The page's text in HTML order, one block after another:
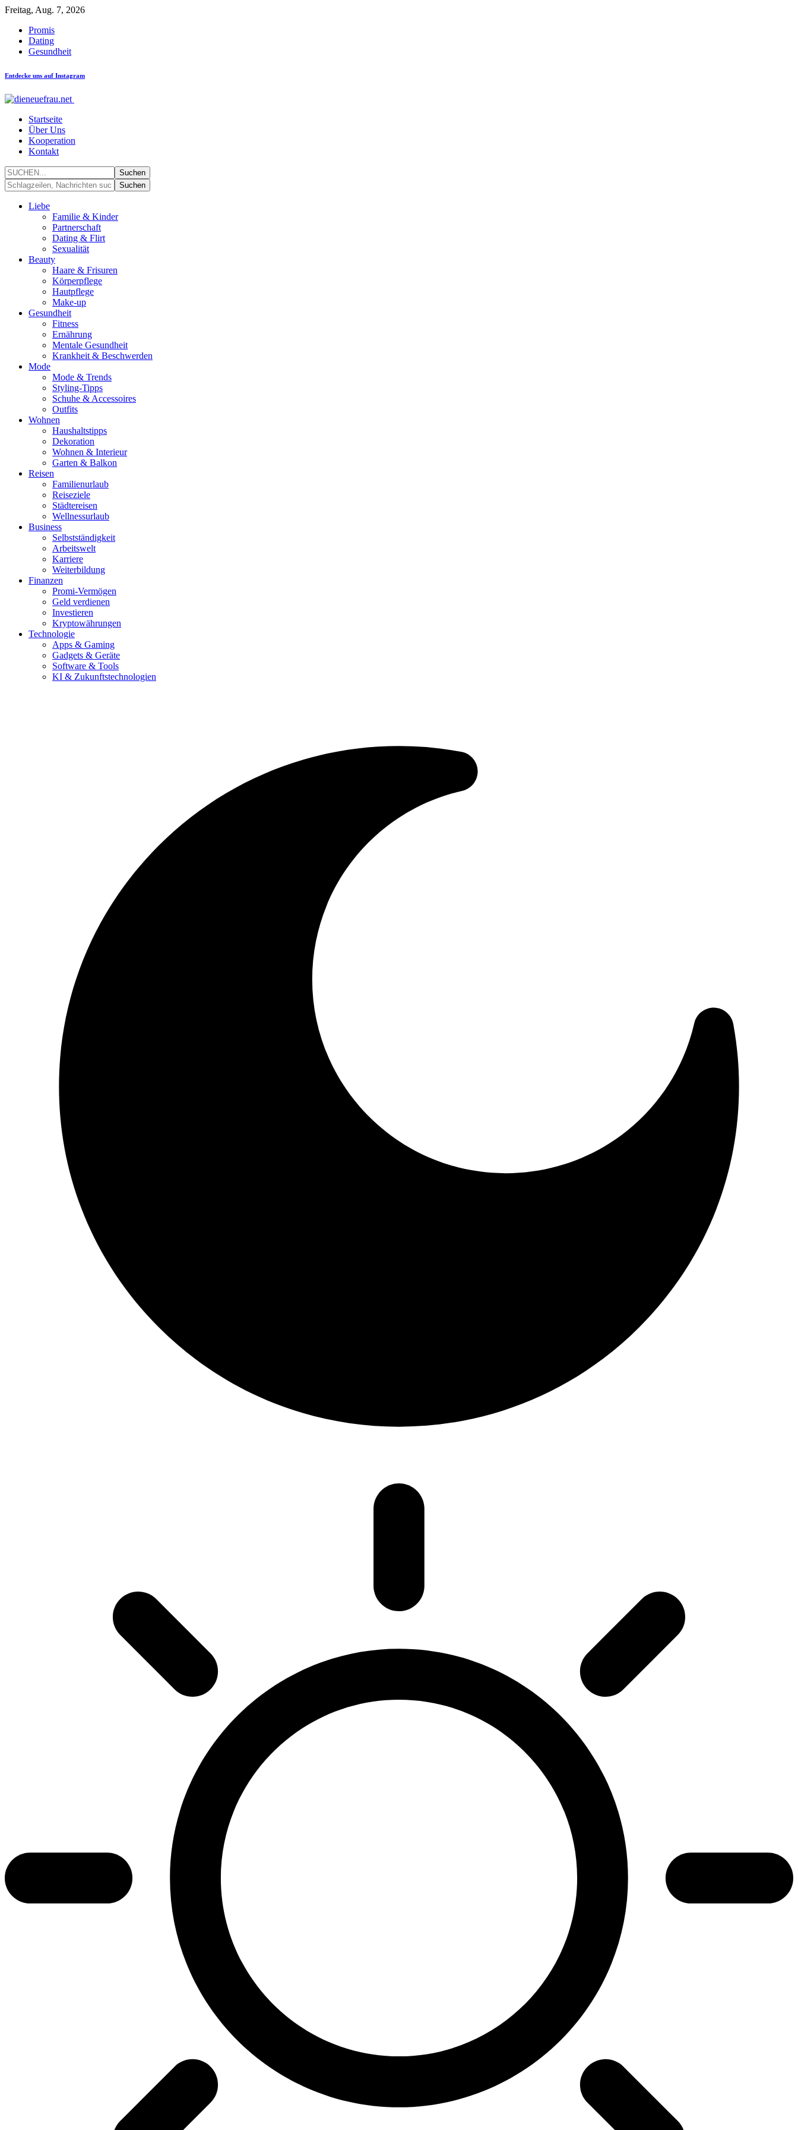
Freitag, Aug. 7, 2026
Promis
Dating
Gesundheit
Entdecke uns auf Instagram
Startseite
Über Uns
Kooperation
Kontakt
Liebe
Familie & Kinder
Partnerschaft
Dating & Flirt
Sexualität
Beauty
Haare & Frisuren
Körperpflege
Hautpflege
Make-up
Gesundheit
Fitness
Ernährung
Mentale Gesundheit
Krankheit & Beschwerden
Mode
Mode & Trends
Styling-Tipps
Schuhe & Accessoires
Outfits
Wohnen
Haushaltstipps
Dekoration
Wohnen & Interieur
Garten & Balkon
Reisen
Familienurlaub
Reiseziele
Städtereisen
Wellnessurlaub
Business
Selbstständigkeit
Arbeitswelt
Karriere
Weiterbildung
Finanzen
Promi-Vermögen
Geld verdienen
Investieren
Kryptowährungen
Technologie
Apps & Gaming
Gadgets & Geräte
Software & Tools
KI & Zukunftstechnologien